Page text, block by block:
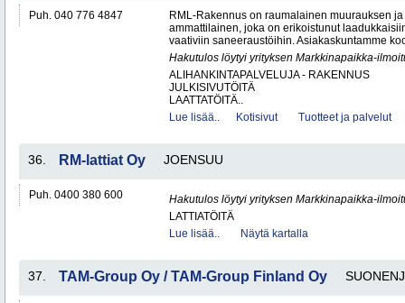
Puh. 040 776 4847
RML-Rakennus on raumalainen muurauksen
ammattilainen, joka on erikoistunut
vaativiin saneeraustöihin. Asiakaskuntamme
Hakutulos löytyi yrityksen Markkinapaikka-
ALIHANKINTAPALVELUJA - RAKENNUS
JULKISIVUTÖITÄ
LAATTATÖITÄ..
Lue lisää..
Kotisivut Tuotteet ja palvelut
36. RM-lattiat Oy JOENSUU
Puh. 0400 380 600
Hakutulos löytyi yrityksen Markkinapaikka-
LATTIATÖITÄ
Lue lisää..
Näytä kartalla
37. TAM-Group Oy / TAM-Group Finland Oy